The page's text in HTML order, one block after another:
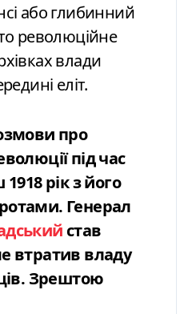
або глибинний
революційне
влади
еліт.
про
під час
рік з його
Генерал
став
втратив владу
Зрештою